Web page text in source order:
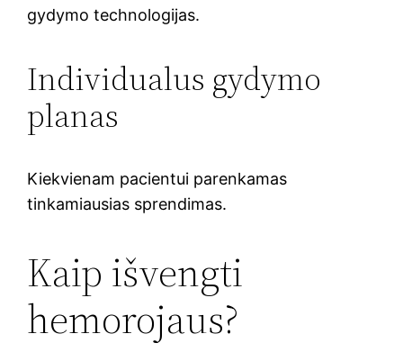
gydymo technologijas.
Individualus gydymo
planas
Kiekvienam pacientui parenkamas
tinkamiausias sprendimas.
Kaip išvengti
hemorojaus?